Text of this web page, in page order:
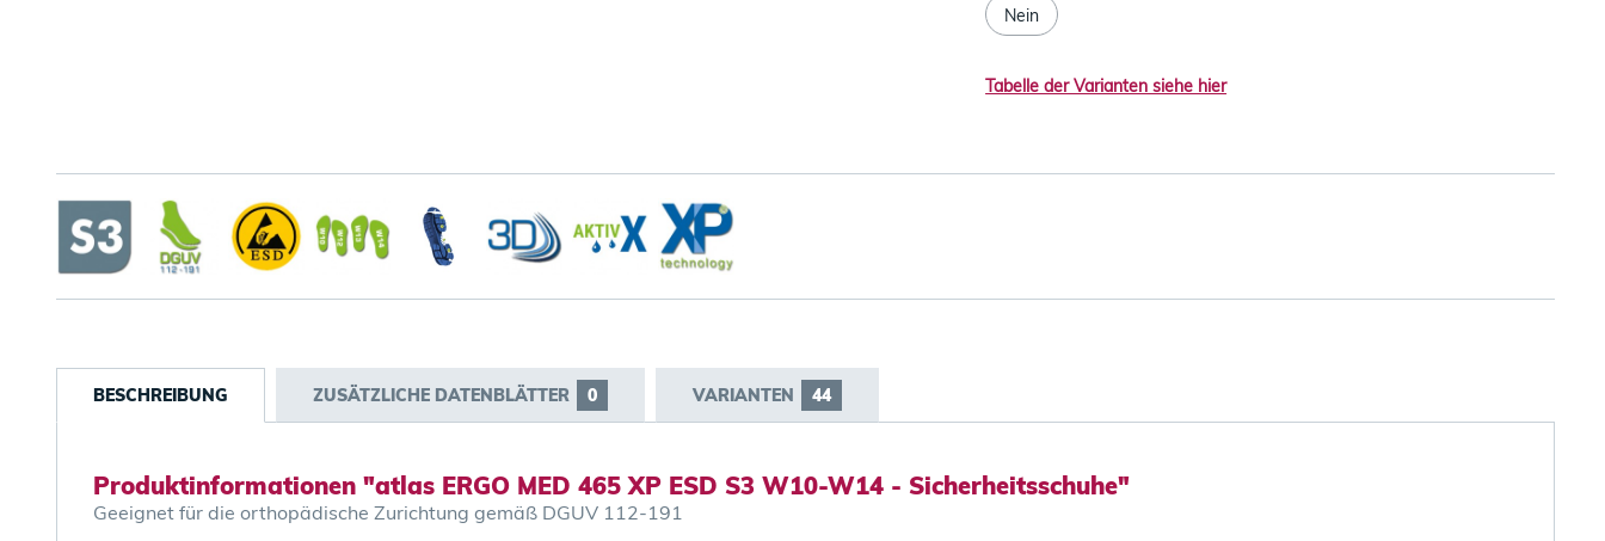
Nein
Tabelle der Varianten siehe hier
BESCHREIBUNG ZUSÄTZLICHE DATENBLÄTTER 0 VARIANTEN 44
Produktinformationen "atlas ERGO MED 465 XP ESD S3 W10-W14 - Sicherheitsschuhe"
Geeignet für die orthopädische Zurichtung gemäß DGUV 112-191